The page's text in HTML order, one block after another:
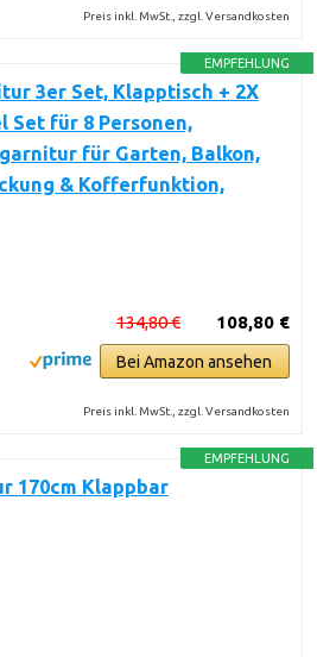
Preis inkl. MwSt., zzgl. Versandkosten
EMPFEHLUNG
3er Set, Klapptisch + 2X
Set für 8 Personen,
für Garten, Balkon,
& Kofferfunktion,
108,80 €
134,80 €
Bei Amazon ansehen
Preis inkl. MwSt., zzgl. Versandkosten
EMPFEHLUNG
170cm Klappbar